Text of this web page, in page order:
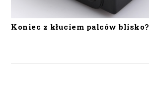
Koniec z kłuciem palców blisko?